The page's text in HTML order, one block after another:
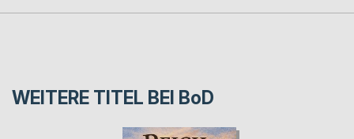
WEITERE TITEL BEI BoD